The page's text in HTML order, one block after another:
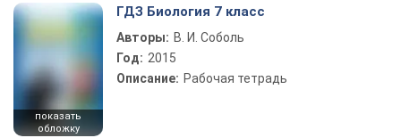
показать
обложку
ГДЗ Биология 7 класс
Авторы: В. И. Соболь
Год: 2015
Описание: Рабочая тетрадь